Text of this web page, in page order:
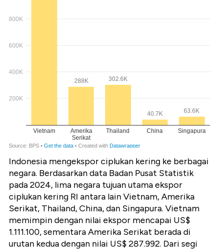
Indonesia mengekspor ciplukan kering ke berbagai
negara. Berdasarkan data Badan Pusat Statistik
pada 2024, lima negara tujuan utama ekspor
ciplukan kering RI antara lain Vietnam, Amerika
Serikat, Thailand, China, dan Singapura. Vietnam
memimpin dengan nilai ekspor mencapai US$
1.111.100, sementara Amerika Serikat berada di
urutan kedua dengan nilai US$ 287.992. Dari segi